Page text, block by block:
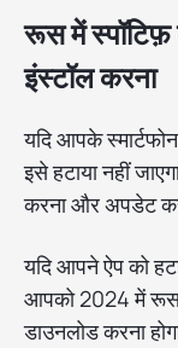
रूस में
इंस्टॉल करना
यदि आपके
इसे हटाया नहीं
करना और अपडेट
यदि आपने ऐप को
आपको 2024 में रूस
डाउनलोड करना